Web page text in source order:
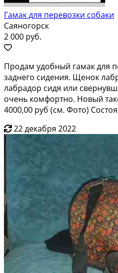
Гамак для перевозки собаки
Саяногорск
2 000 руб.
Продам удобный гамак для
заднего сидения. Щенок
лабрадор сидя или
очень комфортно. Новый
4000,00 руб (см. Фото)
22 декабря 2022